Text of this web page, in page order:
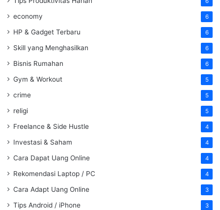
economy 6
HP & Gadget Terbaru 6
Skill yang Menghasilkan 6
Bisnis Rumahan 6
Gym & Workout 5
crime 5
religi 5
Freelance & Side Hustle 4
Investasi & Saham 4
Cara Dapat Uang Online 4
Rekomendasi Laptop / PC 4
Cara Adapt Uang Online 3
Tips Android / iPhone 3